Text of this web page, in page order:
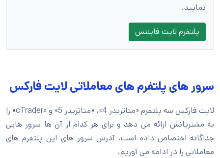
نمایید.
پلتفرم لایت فایننس
سرور های پلتفرم های معاملاتی لایت فارکس
لایت فارکس سه پلتفرم «متاتریدر 4»، «متاتریدر 5» و «cTrader» را
به مشتریانش ارائه می دهد و برای هر کدام از آن ها سرور هایی
جداگانه اختصاص داده است. آدرس سرور های این پلتفرم های
معاملاتی را در ادامه می آوریم.